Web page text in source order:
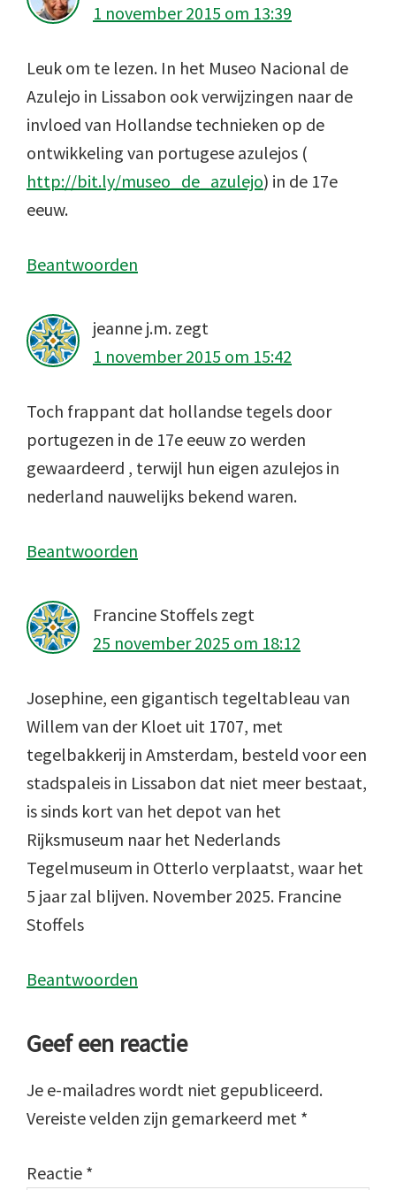
1 november 2015 om 13:39
Leuk om te lezen. In het Museo Nacional de
Azulejo in Lissabon ook verwijzingen naar de
invloed van Hollandse technieken op de
ontwikkeling van portugese azulejos (
http://bit.ly/museo_de_azulejo) in de 17e
eeuw.
Beantwoorden
jeanne j.m. zegt
1 november 2015 om 15:42
Toch frappant dat hollandse tegels door
portugezen in de 17e eeuw zo werden
gewaardeerd , terwijl hun eigen azulejos in
nederland nauwelijks bekend waren.
Beantwoorden
Francine Stoffels zegt
25 november 2025 om 18:12
Josephine, een gigantisch tegeltableau van
Willem van der Kloet uit 1707, met
tegelbakkerij in Amsterdam, besteld voor een
stadspaleis in Lissabon dat niet meer bestaat,
is sinds kort van het depot van het
Rijksmuseum naar het Nederlands
Tegelmuseum in Otterlo verplaatst, waar het
5 jaar zal blijven. November 2025. Francine
Stoffels
Beantwoorden
Geef een reactie
Je e-mailadres wordt niet gepubliceerd.
Vereiste velden zijn gemarkeerd met *
Reactie *